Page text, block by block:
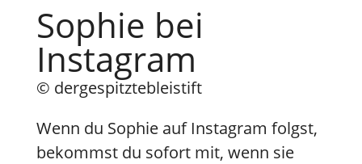
Sophie bei
Instagram
© dergespitztebleistift
Wenn du Sophie auf Instagram folgst,
bekommst du sofort mit, wenn sie